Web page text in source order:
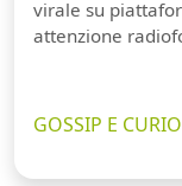
virale su
attenzione
GOSSIP E